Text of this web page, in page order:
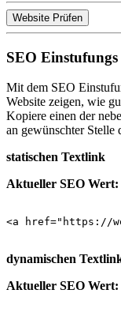
Website Prüfen
SEO
Mit dem SEO
Website zeigen, wie
Kopiere einen der
an gewünschter Stelle
statischen Textlink
Aktueller SEO Wert:
<a href="https://
dynamischen
Aktueller SEO Wert: